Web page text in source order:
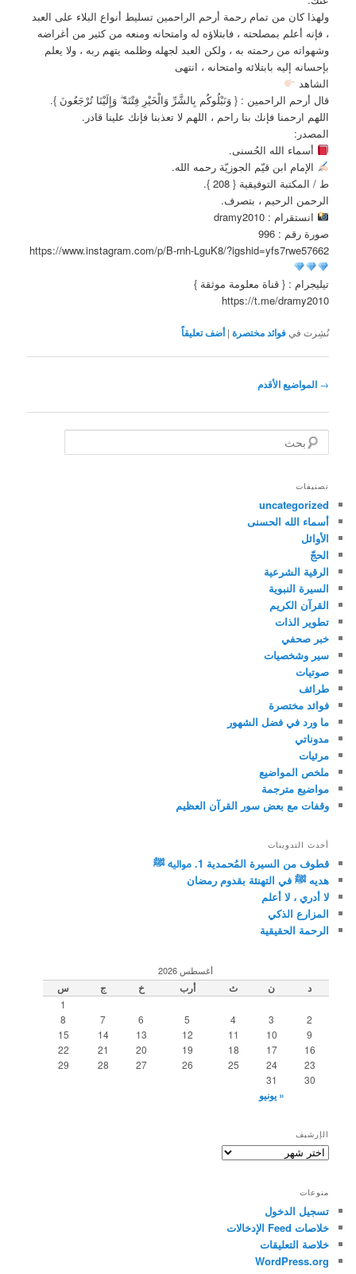
ولهذا كان من تمام رحمة أرحم الراحمين تسليط أنواع البلاء على العبد
، فإنه أعلم بمصلحته ، فابتلاؤه له وامتحانه ومنعه من كثير من أغراضه
وشهواته من رحمته به ، ولكن العبد لجهله وظلمه يتهم ربه ، ولا يعلم
بإحسانه إليه بابتلائه وامتحانه ، انتهى
الشاهد
قال أرحم الراحمين : { وَنَبْلُوكُم بِالشَّرِّ وَالْخَيْرِ فِتْنَةً ۖ وَإِلَيْنَا تُرْجَعُونَ }.
اللهم ارحمنا فإنك بنا راحم ، اللهم لا تعذبنا فإنك علينا قادر.
المصدر:
أسماء الله الحُسنى.
الإمام ابن قيّم الجوزيّة رحمه الله.
ط / المكتبة التوفيقية { 208 }.
الرحمن الرحيم ، بتصرف.
انستقرام : dramy2010
صورة رقم : 996
https://www.instagram.com/p/B-rnh-LguK8/?igshid=yfs7rwe57662
تيليجرام : { قناة معلومة موثقة }
https://t.me/dramy2010
نُشِرت في فوائد مختصرة |أضف تعليقاً
تصفّح
→ المواضيع الأقدم
ح
تصنيفات
uncategorized
أسماء الله الحسنى
الأوائل
الحجّ
الرقية الشرعية
السيرة النبوية
القرآن الكريم
تطوير الذات
خبر صحفي
سير وشخصيات
صوتيات
طرائف
فوائد مختصرة
ما ورد في فضل الشهور
مدوناتي
مرئيات
ملخص المواضيع
مواضيع مترجمة
وقفات مع بعض سور القرآن العظيم
أحدث التدوينات
قطوف من السيرة المُحمدية 1. مواليه ﷺ
هديه ﷺ في التهنئة بقدوم رمضان
لا أدري ، لا أعلم
المزارع الذكي
الرحمة الحقيقية
أغسطس 2026
د ن ث أرب خ ج س
1
2
3
4
5
6
7
8
9
10
11
12
13
14
15
16
17
18
19
20
21
22
23
24
25
26
27
28
29
30
31
« يونيو
الإرشيف
الإرشيف
منوعات
تسجيل الدخول
خلاصات Feed الإدخالات
خلاصة التعليقات
WordPress.org